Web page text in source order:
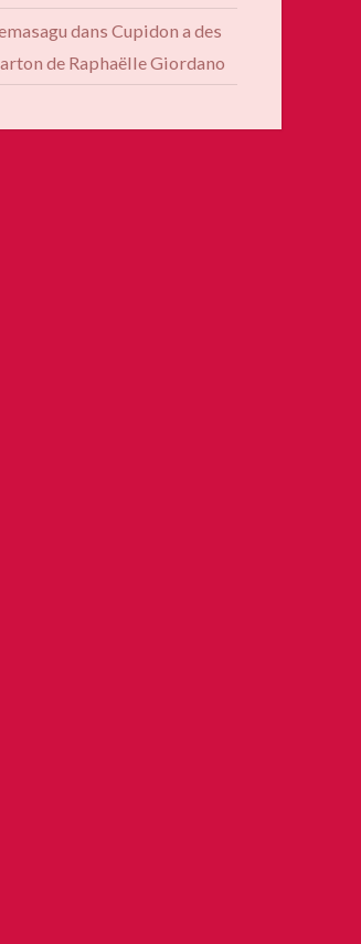
dans Cupidon a des
de Raphaëlle Giordano